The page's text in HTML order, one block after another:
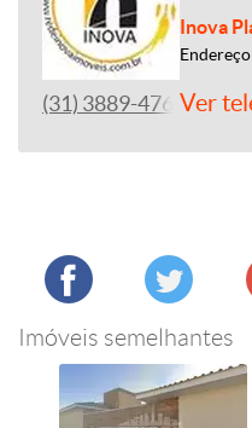
Inova
(31) 3889-4765Ver
Imóveis semelhantes